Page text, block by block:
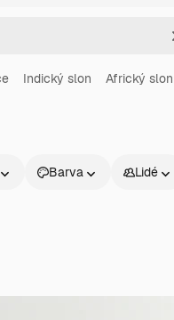
Indický slon Africký slon
Barva Lidé